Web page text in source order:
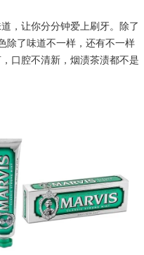
，让你分分钟爱上刷牙。除了
除了味道不一样，还有不一样
口腔不清新，烟渍茶渍都不是